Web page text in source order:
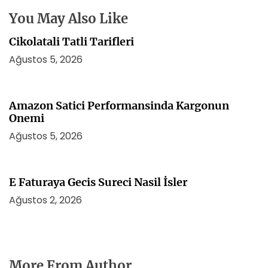
i
You May Also Like
Cikolatali Tatli Tarifleri
Ağustos 5, 2026
Amazon Satici Performansinda Kargonun
Onemi
Ağustos 5, 2026
E Faturaya Gecis Sureci Nasil İsler
Ağustos 2, 2026